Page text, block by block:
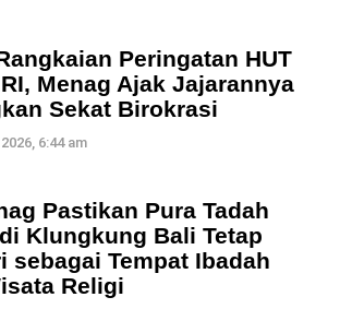
Peringatan HUT
Menag Ajak Jajarannya
Sekat Birokrasi
6:44 am
Pastikan Pura Tadah
Klungkung Bali Tetap
sebagai Tempat Ibadah
Religi